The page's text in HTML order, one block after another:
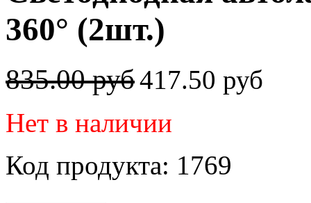
360° (2шт.)
835.00 руб417.50 руб
Нет в наличии
Код продукта: 1769